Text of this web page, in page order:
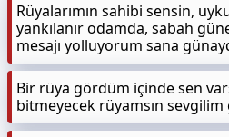
Rüyalarımın sahibi sensin,
yankılanır odamda, sabah
mesajı yolluyorum sana
Bir rüya gördüm içinde sen
bitmeyecek rüyamsın sevgilim